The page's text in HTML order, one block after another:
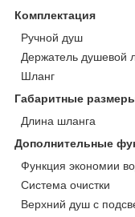
Комплектация
Ручной душ
Держатель душевой
Шланг
Габаритные
Длина шланга
Дополнительные
Функция экономии
Система очистки
Верхний душ с